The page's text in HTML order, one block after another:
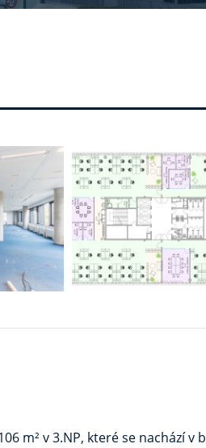
m² v 3.NP, které se nachází v